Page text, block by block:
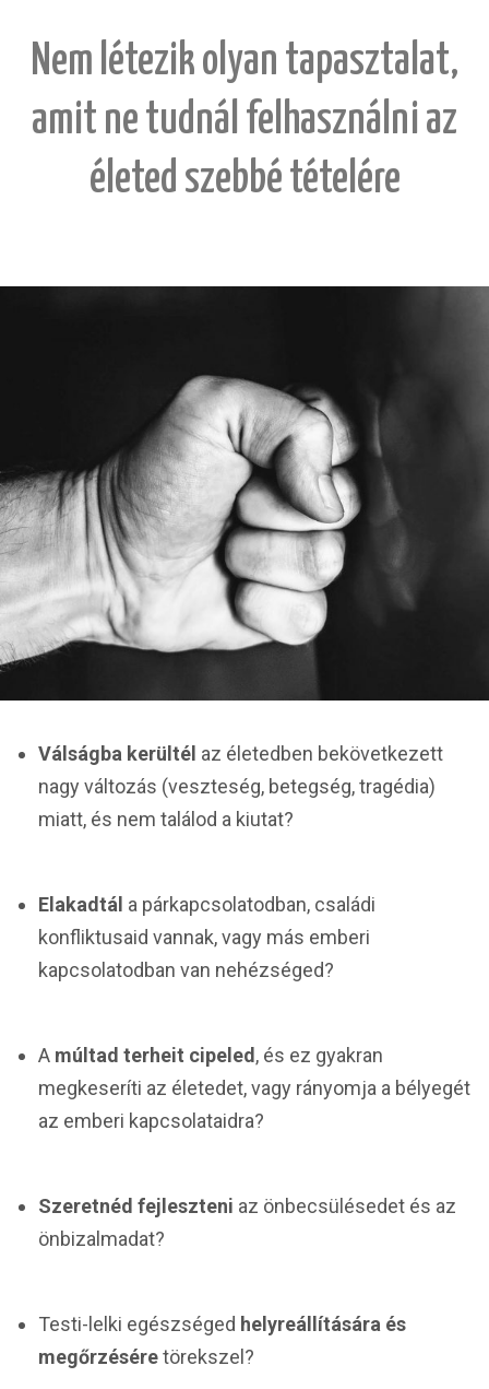
Nem létezik olyan tapasztalat,
amit ne tudnál felhasználni az
életed szebbé tételére
Válságba kerültél az életedben bekövetkezett
nagy változás (veszteség, betegség, tragédia)
miatt, és nem találod a kiutat?
Elakadtál a párkapcsolatodban, családi
konfliktusaid vannak, vagy más emberi
kapcsolatodban van nehézséged?
A múltad terheit cipeled, és ez gyakran
megkeseríti az életedet, vagy rányomja a bélyegét
az emberi kapcsolataidra?
Szeretnéd fejleszteni az önbecsülésedet és az
önbizalmadat?
Testi-lelki egészséged helyreállítására és
megőrzéséretörekszel?